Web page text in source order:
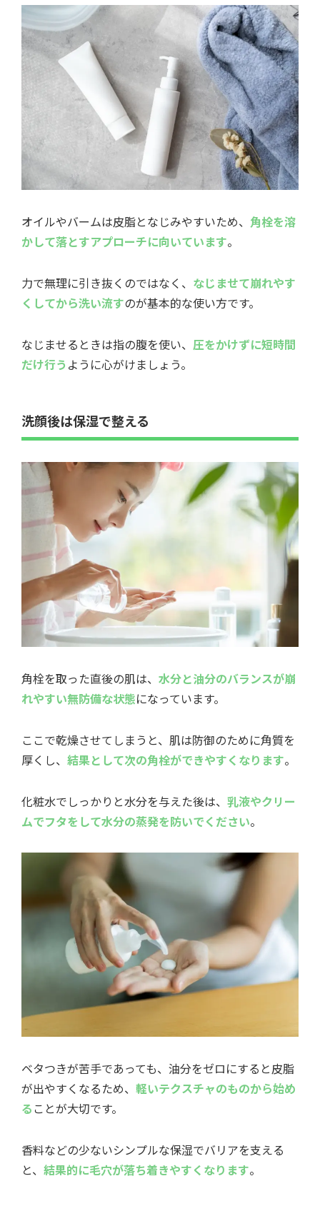
オイルやバームは皮脂となじみやすいため、 角栓を溶
かして落とすアプローチに向いています。
力で無理に引き抜くのではなく、 なじませて崩れやす
くしてから洗い流すのが基本的な使い方です。
なじませるときは指の腹を使い、 圧をかけずに短時間
だけ行う ように心がけましょう。
洗顔後は保湿で整える
角栓を取った直後の肌は、 水分と油分のバランスが崩
れやすい無防備な状態になっています。
ここで乾燥させてしまうと、肌は防御のために角質を
厚くし、 結果として次の角栓ができやすくなります。
化粧水でしっかりと水分を与えた後は、 乳液やクリー
ムでフタをして水分の蒸発を防いでください。
ベタつきが苦手であっても、油分をゼロにすると皮脂
が出やすくなるため、 軽いテクスチャのものから始め
る ことが大切です。
香料などの少ないシンプルな保湿でバリアを支える
と、 結果的に毛穴が落ち着きやすくなります。